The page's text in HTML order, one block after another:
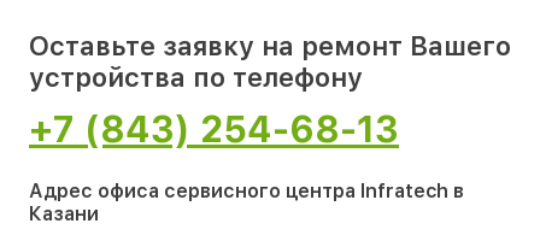
Оставьте заявку на ремонт Вашего
устройства по телефону
+7 (843) 254-68-13
Адрес офиса сервисного центра Infratech в
Казани